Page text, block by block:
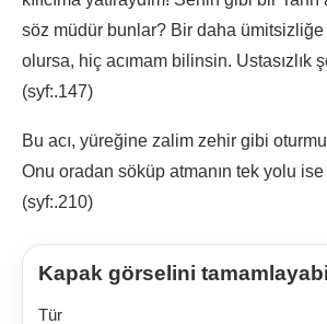
söz müdür bunlar? Bir daha
olursa, hiç acımam bilinsin. Ustasızlık
(syf:.147)
Bu acı, yüreğine zalim zehir gibi
Onu oradan söküp atmanın tek yolu ise
(syf:.210)
Kapak görselini
Tür